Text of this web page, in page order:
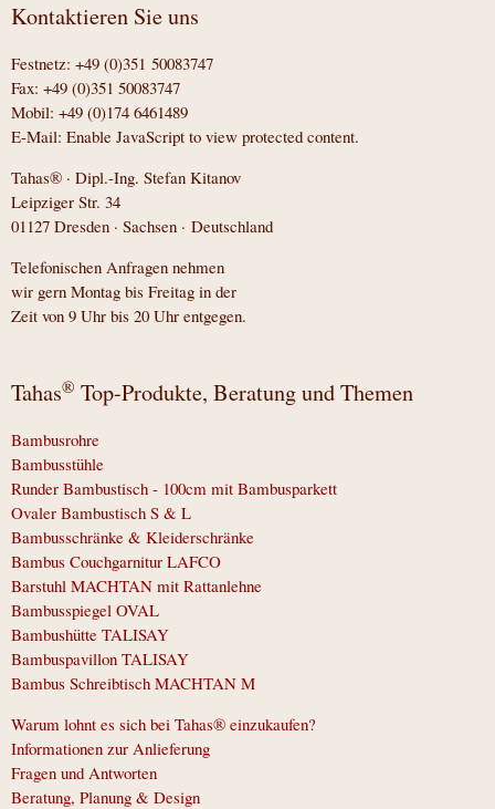
Kontaktieren Sie uns
Festnetz: +49 (0)351 50083747
Fax: +49 (0)351 50083747
Mobil: +49 (0)174 6461489
E-Mail: Enable JavaScript to view protected content.
Tahas® · Dipl.-Ing. Stefan Kitanov
Leipziger Str. 34
01127 Dresden · Sachsen · Deutschland
Telefonischen Anfragen nehmen
wir gern Montag bis Freitag in der
Zeit von 9 Uhr bis 20 Uhr entgegen.
Tahas® Top-Produkte, Beratung und Themen
Bambusrohre
Bambusstühle
Runder Bambustisch - 100cm mit Bambusparkett
Ovaler Bambustisch S & L
Bambusschränke & Kleiderschränke
Bambus Couchgarnitur LAFCO
Barstuhl MACHTAN mit Rattanlehne
Bambusspiegel OVAL
Bambushütte TALISAY
Bambuspavillon TALISAY
Bambus Schreibtisch MACHTAN M
Warum lohnt es sich bei Tahas® einzukaufen?
Informationen zur Anlieferung
Fragen und Antworten
Beratung, Planung & Design